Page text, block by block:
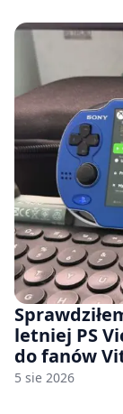
letniej PS
do fanów
wiele
5 sie 2026